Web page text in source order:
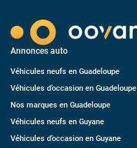
Annonces auto
Véhicules neufs en Guadeloupe
Véhicules d’occasion en Guadeloupe
Nos marques en Guadeloupe
Véhicules neufs en Guyane
Véhicules d’occasion en Guyane